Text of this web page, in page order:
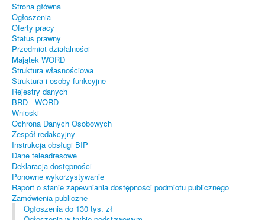
Strona główna
Ogłoszenia
Oferty pracy
Status prawny
Przedmiot działalności
Majątek WORD
Struktura własnościowa
Struktura i osoby funkcyjne
Rejestry danych
BRD - WORD
Wnioski
Ochrona Danych Osobowych
Zespół redakcyjny
Instrukcja obsługi BIP
Dane teleadresowe
Deklaracja dostępności
Ponowne wykorzystywanie
Raport o stanie zapewniania dostępności podmiotu publicznego
Zamówienia publiczne
Ogłoszenia do 130 tys. zł